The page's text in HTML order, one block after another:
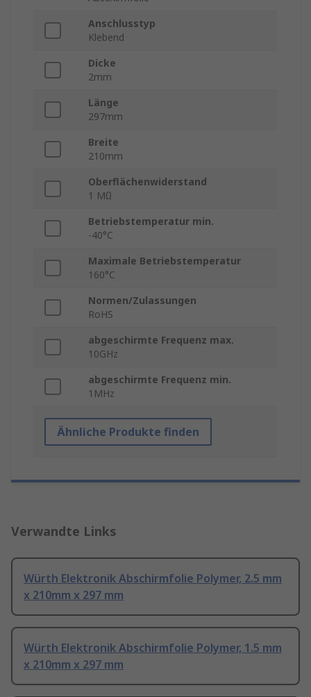
Anschlusstyp
Klebend
Dicke
2mm
Länge
297mm
Breite
210mm
Oberflächenwiderstand
1 MΩ
Betriebstemperatur min.
-40°C
Maximale Betriebstemperatur
160°C
Normen/Zulassungen
RoHS
abgeschirmte Frequenz max.
10GHz
abgeschirmte Frequenz min.
1MHz
Ähnliche Produkte finden
Verwandte Links
Würth Elektronik Abschirmfolie Polymer, 2.5 mm
x 210mm x 297 mm
Würth Elektronik Abschirmfolie Polymer, 1.5 mm
x 210mm x 297 mm